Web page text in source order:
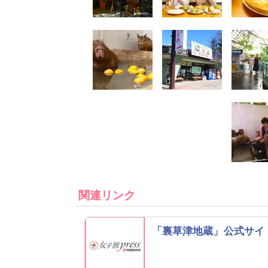
関連リンク
「裏草津地蔵」公式サイ